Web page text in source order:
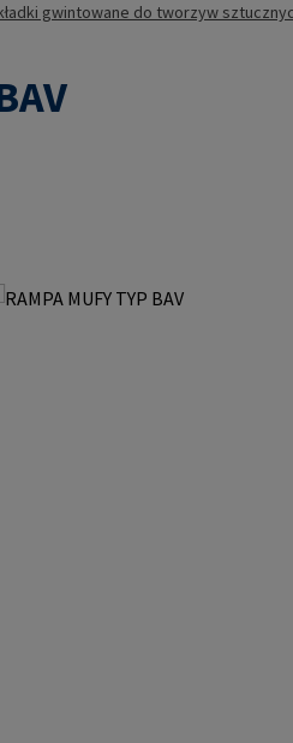
gwintowane do tworzyw